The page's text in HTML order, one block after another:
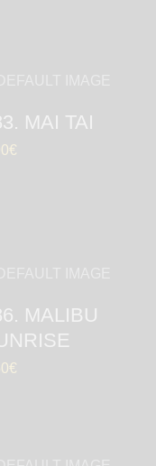
MAI TAI
€
MALIBU
€